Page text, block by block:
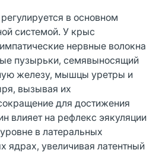
в основном
системой. У крыс
нервные волокна
пузырьки, семявыносящий
железу, мышцы уретры и
вызывая их
для достижения
влияет на рефлекс эякуляции
в латеральных
ядрах, увеличивая латентный